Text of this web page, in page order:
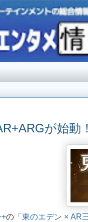
が始動！
の 「東のエデン × AR